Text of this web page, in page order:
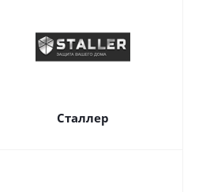
Сталлер